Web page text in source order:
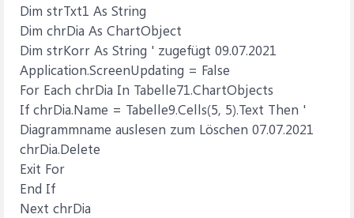
Dim strTxt1 As String
Dim chrDia As ChartObject
Dim strKorr As String ' zugefügt 09.07.2021
Application.ScreenUpdating = False
For Each chrDia In Tabelle71.ChartObjects
If chrDia.Name = Tabelle9.Cells(5, 5).Text Then '
Diagrammname auslesen zum Löschen 07.07.2021
chrDia.Delete
Exit For
End If
Next chrDia